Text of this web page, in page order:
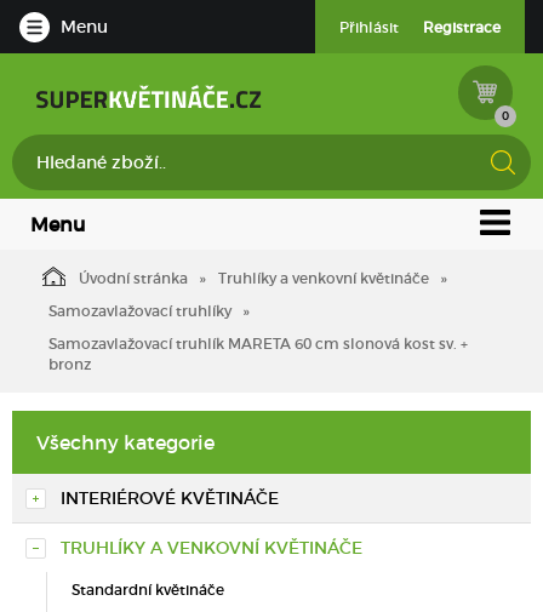
Menu Přihlásit Registrace
0
Menu
Úvodní stránka
Truhlíky a venkovní květináče
Samozavlažovací truhlíky
Samozavlažovací truhlík MARETA 60 cm slonová kost sv. +
bronz
Všechny kategorie
INTERIÉROVÉ KVĚTINÁČE
TRUHLÍKY A VENKOVNÍ KVĚTINÁČE
Standardní květináče